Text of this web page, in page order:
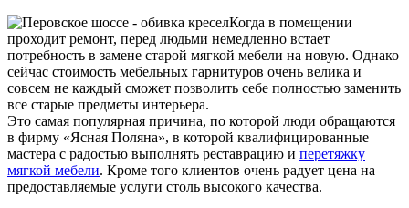
Когда в помещении
проходит ремонт, перед людьми немедленно встает
потребность в замене старой мягкой мебели на новую. Однако
сейчас стоимость мебельных гарнитуров очень велика и
совсем не каждый сможет позволить себе полностью заменить
все старые предметы интерьера.
Это самая популярная причина, по которой люди обращаются
в фирму «Ясная Поляна», в которой квалифицированные
мастера с радостью выполнять реставрацию и перетяжку
мягкой мебели. Кроме того клиентов очень радует цена на
предоставляемые услуги столь высокого качества.